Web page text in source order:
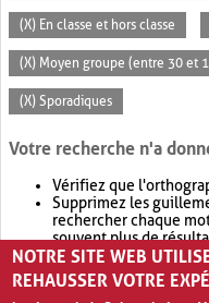
(X) En classe et hors classe
(X) Moyen groupe (entre 30 et
(X) Sporadiques
Votre recherche n'a
Vérifiez que
Supprimez les
rechercher chaque
souvent plus de
Envisagez d'élargir
retournera souvent
NOTRE SITE WEB
REHAUSSER VOTRE